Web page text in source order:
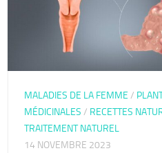
MALADIES DE LA FEMME /
MÉDICINALES / RECETTES
TRAITEMENT NATUREL
14 NOVEMBRE 2023